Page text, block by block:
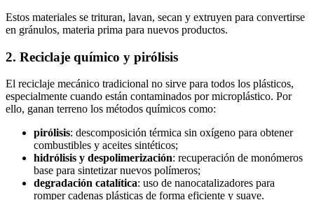
Estos materiales se trituran, lavan, secan y extruyen para convertirse
en gránulos, materia prima para nuevos productos.
2. Reciclaje químico y pirólisis
El reciclaje mecánico tradicional no sirve para todos los plásticos,
especialmente cuando están contaminados por microplástico. Por
ello, ganan terreno los métodos químicos como:
pirólisis: descomposición térmica sin oxígeno para obtener
combustibles y aceites sintéticos;
hidrólisis y despolimerización: recuperación de monómeros
base para sintetizar nuevos polímeros;
degradación catalítica: uso de nanocatalizadores para
romper cadenas plásticas de forma eficiente y suave.